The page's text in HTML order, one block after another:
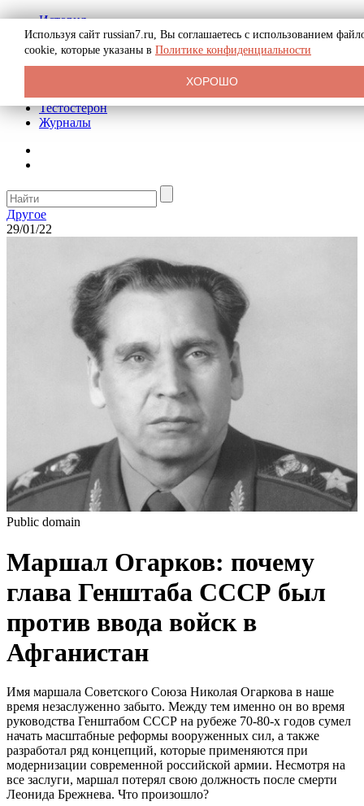
История
Биография
Криминал
Реклама на сайте
Тестостерон
Журналы
Другое
29/01/22
Public domain
Маршал Огарков: почему
глава Генштаба СССР был
против ввода войск в
Афганистан
Имя маршала Советского Союза Николая Огаркова в наше
время незаслуженно забыто. Между тем именно он во время
руководства Генштабом СССР на рубеже 70-80-х годов сумел
начать масштабные реформы вооруженных сил, а также
разработал ряд концепций, которые применяются при
модернизации современной российской армии. Несмотря на
все заслуги, маршал потерял свою должность после смерти
Леонида Брежнева. Что произошло?
Используя сайт russian7.ru, Вы соглашаетесь с использованием
cookie, которые указаны в Политике конфиденциальности
ХОРОШО